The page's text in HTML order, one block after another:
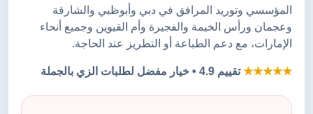
المؤسسي وتوريد المرافق في دبي وأبوظبي والشارقة
وعجمان ورأس الخيمة والفجيرة وأم القيوين وجميع أنحاء
الإمارات، مع دعم الطباعة أو التطريز عند الحاجة.
★★★★★تقييم 4.9 • خيار مفضل لطلبات الزي بالجملة